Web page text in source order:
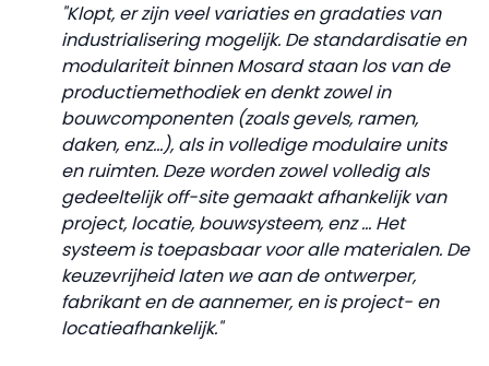
"Klopt, er zijn veel variaties en gradaties van
industrialisering mogelijk. De standardisatie en
modulariteit binnen Mosard staan los van de
productiemethodiek en denkt zowel in
bouwcomponenten (zoals gevels, ramen,
daken, enz...), als in volledige modulaire units
en ruimten. Deze worden zowel volledig als
gedeeltelijk off-site gemaakt afhankelijk van
project, locatie, bouwsysteem, enz ... Het
systeem is toepasbaar voor alle materialen. De
keuzevrijheid laten we aan de ontwerper,
fabrikant en de aannemer, en is project- en
locatieafhankelijk."